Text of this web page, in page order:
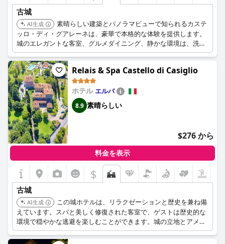
古城
AI生成
素晴らしい建築とパノラマビューで知られるカステ
ッロ・ディ・グアレーネは、豪華で本格的な体験を提供します。
城のエレガントな客室、グルメダイニング、静かな環境は、洗練
された休暇に理想的な目的地です。
Relais & Spa Castello di Casiglio
ホテル エルバ
8.9 素晴らしい
$276 から
料金を表示
$
古城
AI生成
この城ホテルは、リラクゼーションと歴史を兼ね備
えています。スパと美しく修復された客室で、ゲストは歴史的な
環境で穏やかな逃避を楽しむことができます。城の立地とアメニ
ティは、リフレッシュできる休暇に最適な目的地となっていま
す。